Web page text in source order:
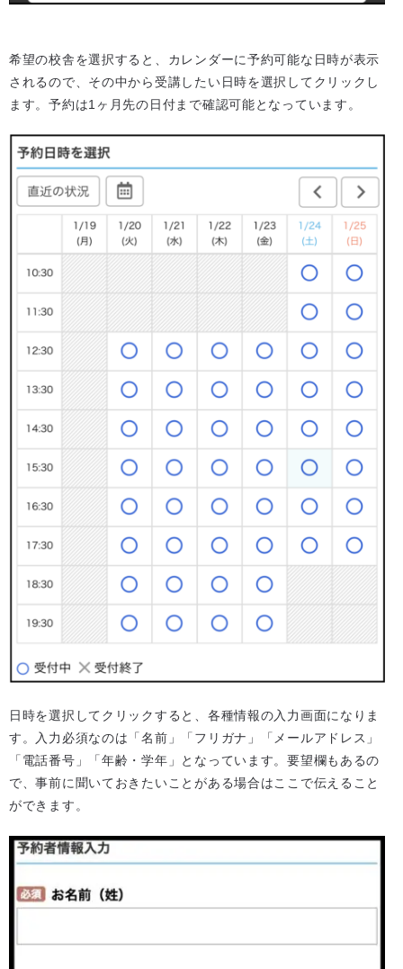
希望の校舎を選択すると、カレンダーに予約可能な日時が表示
されるので、その中から受講したい日時を選択してクリックし
ます。予約は1ヶ月先の日付まで確認可能となっています。
日時を選択してクリックすると、各種情報の入力画面になりま
す。入力必須なのは「名前」「フリガナ」「メールアドレス」
「電話番号」「年齢・学年」となっています。要望欄もあるの
で、事前に聞いておきたいことがある場合はここで伝えること
ができます。